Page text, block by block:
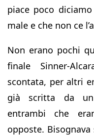
piace poco
male e che non ce
Non erano pochi
finale Sinner-
scontata, per altri
già scritta da un
entrambi che
opposte.